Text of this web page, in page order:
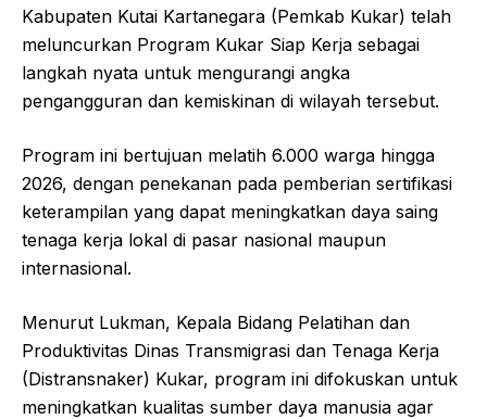
Kabupaten Kutai Kartanegara (Pemkab Kukar) telah
meluncurkan Program Kukar Siap Kerja sebagai
langkah nyata untuk mengurangi angka
pengangguran dan kemiskinan di wilayah tersebut.
Program ini bertujuan melatih 6.000 warga hingga
2026, dengan penekanan pada pemberian sertifikasi
keterampilan yang dapat meningkatkan daya saing
tenaga kerja lokal di pasar nasional maupun
internasional.
Menurut Lukman, Kepala Bidang Pelatihan dan
Produktivitas Dinas Transmigrasi dan Tenaga Kerja
(Distransnaker) Kukar, program ini difokuskan untuk
meningkatkan kualitas sumber daya manusia agar